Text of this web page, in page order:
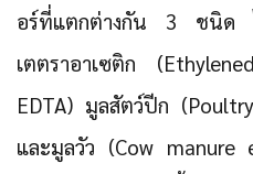
อร์ที่แตกต่างกัน 3 ชนิด
เตตราอาเซติก
EDTA) มูลสัตว์ปีก
และมูลวัว (Cow manure